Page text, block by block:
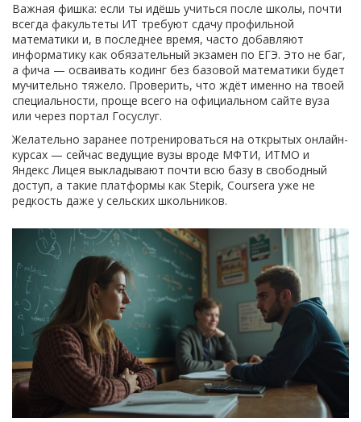
Важная фишка: если ты идёшь учиться после школы, почти
всегда факультеты ИТ требуют сдачу профильной
математики и, в последнее время, часто добавляют
информатику как обязательный экзамен по ЕГЭ. Это не баг,
а фича — осваивать кодинг без базовой математики будет
мучительно тяжело. Проверить, что ждёт именно на твоей
специальности, проще всего на официальном сайте вуза
или через портал Госуслуг.
Желательно заранее потренироваться на открытых онлайн-
курсах — сейчас ведущие вузы вроде МФТИ, ИТМО и
Яндекс Лицея выкладывают почти всю базу в свободный
доступ, а такие платформы как Stepik, Coursera уже не
редкость даже у сельских школьников.